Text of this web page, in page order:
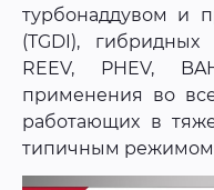
турбонаддувом и
(TGDI), гибридных
REEV, PHEV,
применения во
работающих в
типичным режимом